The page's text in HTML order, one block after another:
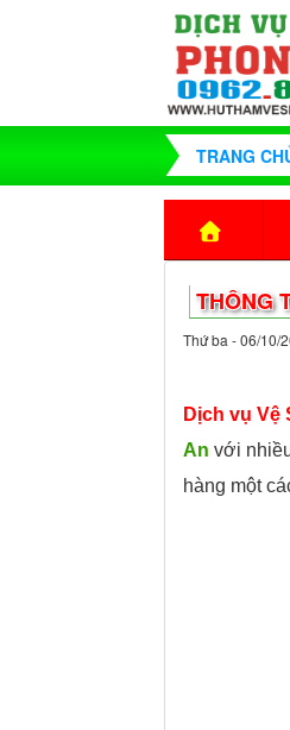
TRANG
THÔNG
Thứ ba - 06/10/
Dịch vụ Vệ
An với
hàng một